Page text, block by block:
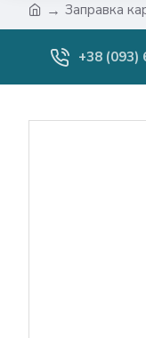
Заправка
+38 (093)